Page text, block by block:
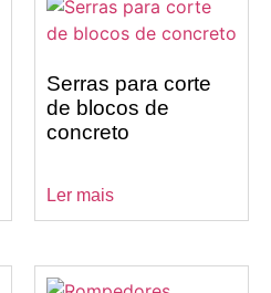
Serras para corte
de blocos de
concreto
Ler mais